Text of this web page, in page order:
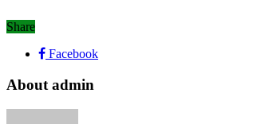
Share
Facebook
About admin